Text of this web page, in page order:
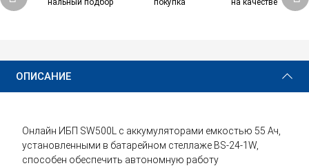
нальный подбор
покупка
на качестве
69 646 ₽ Купить
ОПИСАНИЕ
Онлайн ИБП SW500L с аккумуляторами емкостью 55 Ач,
установленными в батарейном стеллаже BS-24-1W,
способен обеспечить автономную работу